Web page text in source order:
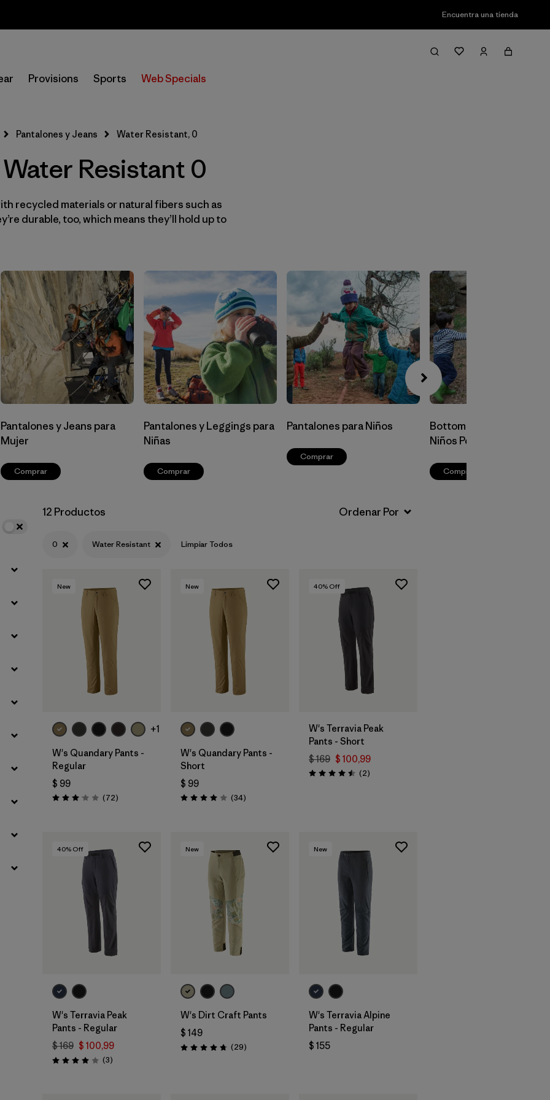
Encuentra una tienda
Provisions Sports Web Specials
Filter & Sort
Selecciona una tienda
Filtrar por
Price
Filtrar por
Size 1
Filtrar por
Fit
Filtrar por
Features & Processes 1
Filtrar por
Materials & Fabric
Filtrar por
Sport
Filtrar por
Product Family
Filtrar por
Gender
Pantalones y Jeans Water Resistant, 0
Resistant 0
recycled materials or natural fibers such as
durable, too, which means they’ll hold up to
Pantalones y Jeans para
Mujer
Comprar
Pantalones y Leggings para
Niñas
Comprar
Pantalones para Niños
Comprar
Bottoms para Bebés y
Niños Pequeños
Comprar
12 Productos
0 Water Resistant Limpiar Todos
New
+1
W's Quandary Pants -
Regular
$ 99
Valoración: 3.1 / 5
(72Comentarios
)
New
W's Quandary Pants -
Short
$ 99
Valoración: 4.0 / 5
(34Comentarios
)
40% Off
W's Terravia Peak
Pants - Short
$ 169 $ 100,99
Valoración: 4.5 / 5
(2Comentarios
)
40% Off
W's Terravia Peak
Pants - Regular
$ 169 $ 100,99
Valoración: 4.0 / 5
(3Comentarios
)
New
W's Dirt Craft Pants
$ 149
Valoración: 4.8 / 5
(29Comentarios
)
New
W's Terravia Alpine
Pants - Regular
$ 155